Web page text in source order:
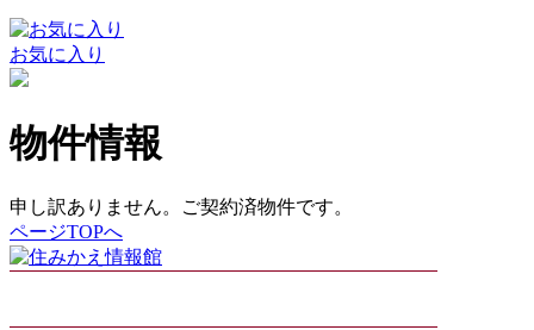
お気に入り
物件情報
申し訳ありません。ご契約済物件です。
ページTOPへ